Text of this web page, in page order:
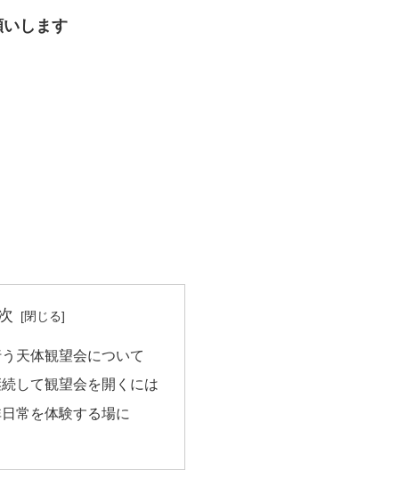
します
天体観望会について
して観望会を開くには
常を体験する場に